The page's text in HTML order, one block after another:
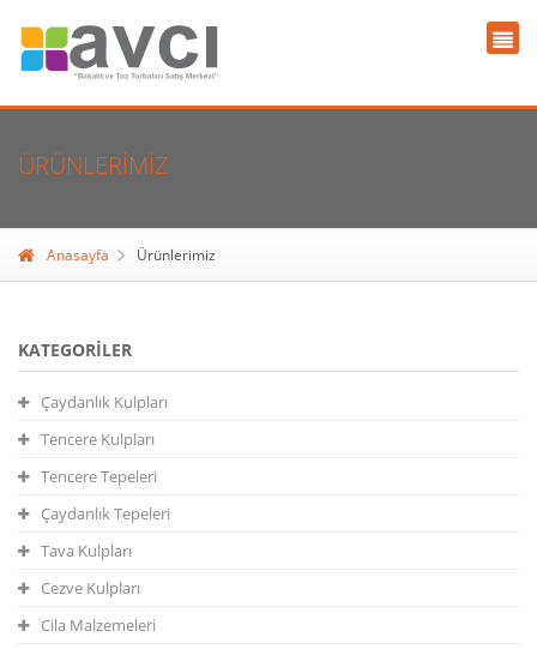
ÜRÜNLERIMIZ
Anasayfa Ürünlerimiz
KATEGORILER
Çaydanlık Kulpları
Tencere Kulpları
Tencere Tepeleri
Çaydanlık Tepeleri
Tava Kulpları
Cezve Kulpları
Cila Malzemeleri